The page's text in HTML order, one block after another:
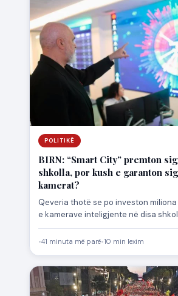
POLITIKË
BIRN: “Smart City” premton
shkolla, por kush e garanton
kamerat?
Qeveria thotë se po investon
e kamerave inteligjente në disa
prindërit dhe ekspertët…
•41 minuta më parë•10 min lexim